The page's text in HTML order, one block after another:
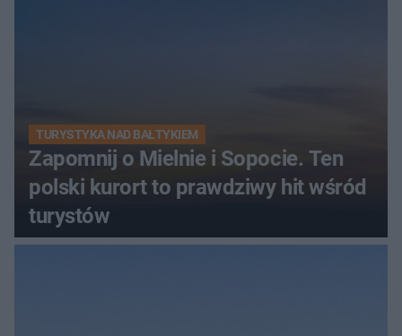
TURYSTYKA NAD BAŁTYKIEM
Zapomnij o Mielnie i Sopocie. Ten
polski kurort to prawdziwy hit wśród
turystów